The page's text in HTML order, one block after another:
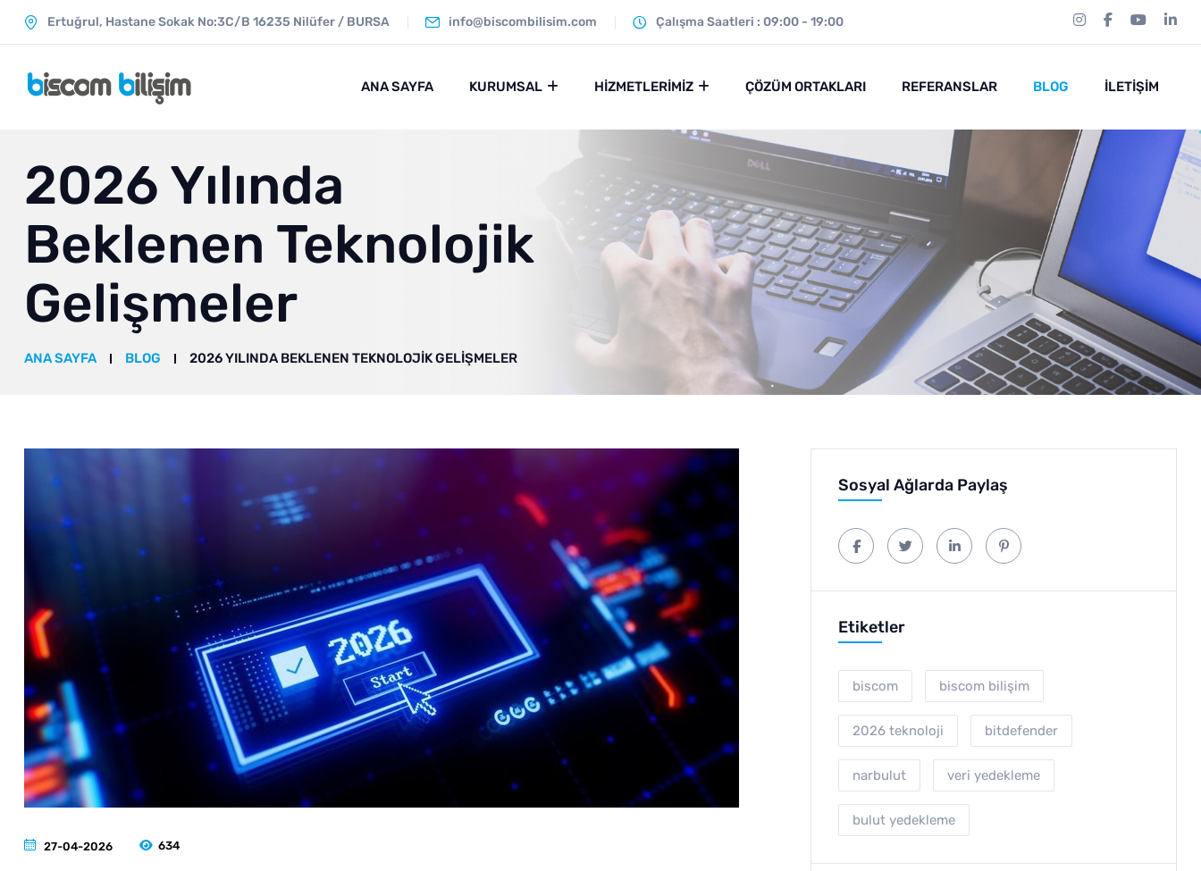
Ertuğrul, Hastane Sokak No:3C/B 16235 Ni̇lüfer / BURSA info@biscombilisim.com Çalışma Saatleri : 09:00 - 19:00
ANA SAYFA KURUMSAL HIZMETLERIMIZ ÇÖZÜM ORTAKLARI REFERANSLAR BLOG İLETIŞIM
2026 Yılında
Beklenen Teknolojik
Gelişmeler
ANA SAYFA BLOG 2026 YILINDA BEKLENEN TEKNOLOJIK GELIŞMELER
27-04-2026 634
Sosyal Ağlarda Paylaş
Etiketler
biscom biscom bilişim
2026 teknoloji bitdefender
narbulut veri yedekleme
bulut yedekleme